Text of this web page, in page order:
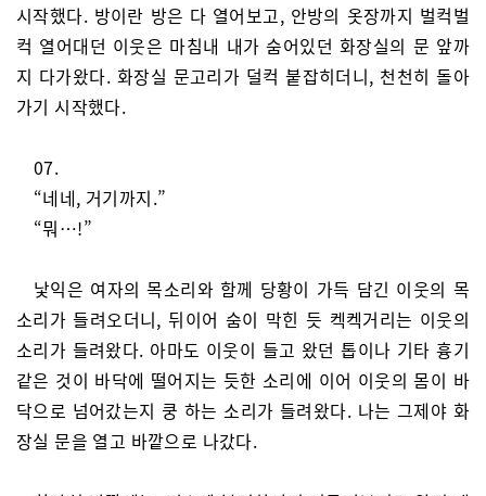
시작했다. 방이란 방은 다 열어보고, 안방의 옷장까지 벌컥벌
컥 열어대던 이웃은 마침내 내가 숨어있던 화장실의 문 앞까
지 다가왔다. 화장실 문고리가 덜컥 붙잡히더니, 천천히 돌아
가기 시작했다.
07.
“네네, 거기까지.”
“뭐…!”
낯익은 여자의 목소리와 함께 당황이 가득 담긴 이웃의 목
소리가 들려오더니, 뒤이어 숨이 막힌 듯 켁켁거리는 이웃의
소리가 들려왔다. 아마도 이웃이 들고 왔던 톱이나 기타 흉기
같은 것이 바닥에 떨어지는 듯한 소리에 이어 이웃의 몸이 바
닥으로 넘어갔는지 쿵 하는 소리가 들려왔다. 나는 그제야 화
장실 문을 열고 바깥으로 나갔다.